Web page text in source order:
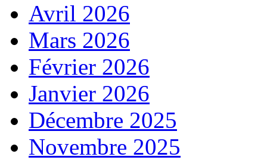
Avril 2026
Mars 2026
Février 2026
Janvier 2026
Décembre 2025
Novembre 2025